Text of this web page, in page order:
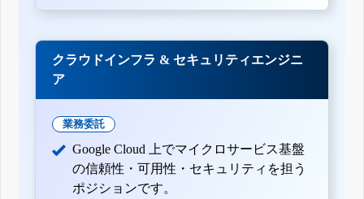
クラウドインフラ & セキュリティエンジニ
ア
業務委託
Google Cloud 上でマイクロサービス基盤
の信頼性・可用性・セキュリティを担う
ポジションです。